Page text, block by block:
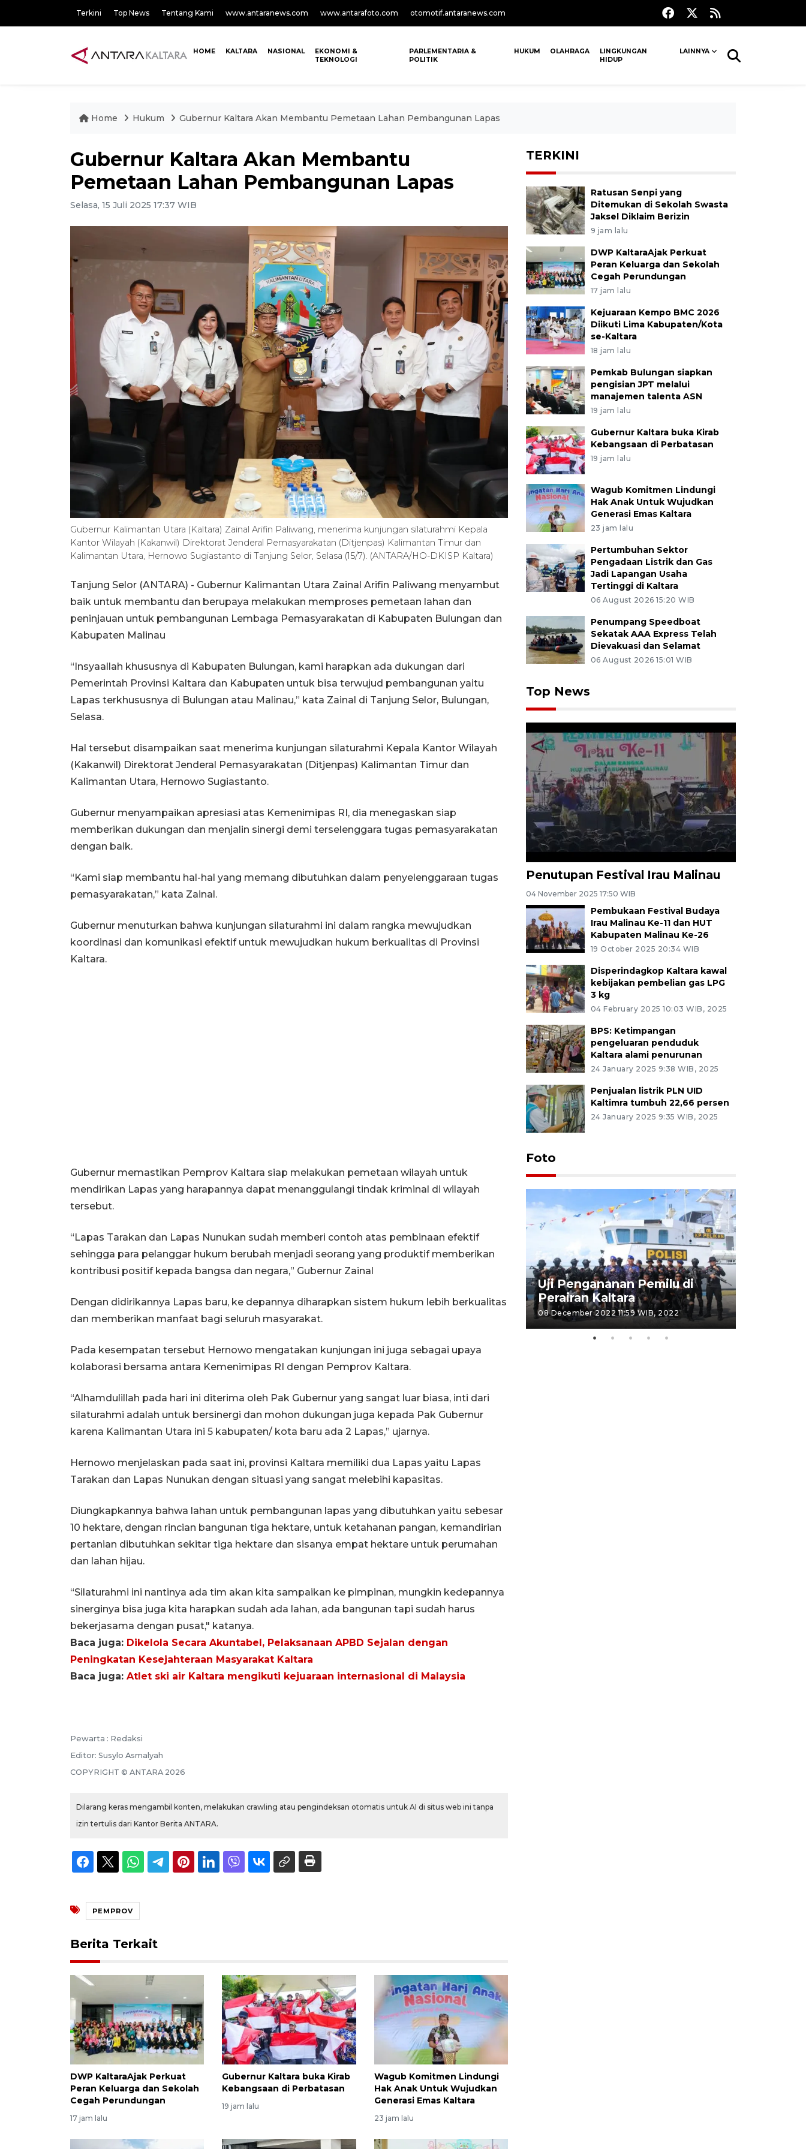
Terkini Top News Tentang Kami www.antaranews.com www.antarafoto.com otomotif.antaranews.com
HOME KALTARA NASIONAL
EKONOMI &
TEKNOLOGI
PARLEMENTARIA &
POLITIK
HUKUM OLAHRAGA
LINGKUNGAN
HIDUP
LAINNYA
Home Hukum Gubernur Kaltara Akan Membantu Pemetaan Lahan Pembangunan Lapas
Gubernur Kaltara Akan Membantu
Pemetaan Lahan Pembangunan Lapas
Selasa, 15 Juli 2025 17:37 WIB
Gubernur Kalimantan Utara (Kaltara) Zainal Arifin Paliwang, menerima kunjungan silaturahmi Kepala
Kantor Wilayah (Kakanwil) Direktorat Jenderal Pemasyarakatan (Ditjenpas) Kalimantan Timur dan
Kalimantan Utara, Hernowo Sugiastanto di Tanjung Selor, Selasa (15/7). (ANTARA/HO-DKISP Kaltara)
Tanjung Selor (ANTARA) - Gubernur Kalimantan Utara Zainal Arifin Paliwang menyambut
baik untuk membantu dan berupaya melakukan memproses pemetaan lahan dan
peninjauan untuk pembangunan Lembaga Pemasyarakatan di Kabupaten Bulungan dan
Kabupaten Malinau
“Insyaallah khususnya di Kabupaten Bulungan, kami harapkan ada dukungan dari
Pemerintah Provinsi Kaltara dan Kabupaten untuk bisa terwujud pembangunan yaitu
Lapas terkhususnya di Bulungan atau Malinau,” kata Zainal di Tanjung Selor, Bulungan,
Selasa.
Hal tersebut disampaikan saat menerima kunjungan silaturahmi Kepala Kantor Wilayah
(Kakanwil) Direktorat Jenderal Pemasyarakatan (Ditjenpas) Kalimantan Timur dan
Kalimantan Utara, Hernowo Sugiastanto.
Gubernur menyampaikan apresiasi atas Kemenimipas RI, dia menegaskan siap
memberikan dukungan dan menjalin sinergi demi terselenggara tugas pemasyarakatan
dengan baik.
“Kami siap membantu hal-hal yang memang dibutuhkan dalam penyelenggaraan tugas
pemasyarakatan,” kata Zainal.
Gubernur menuturkan bahwa kunjungan silaturahmi ini dalam rangka mewujudkan
koordinasi dan komunikasi efektif untuk mewujudkan hukum berkualitas di Provinsi
Kaltara.
Gubernur memastikan Pemprov Kaltara siap melakukan pemetaan wilayah untuk
mendirikan Lapas yang harapannya dapat menanggulangi tindak kriminal di wilayah
tersebut.
“Lapas Tarakan dan Lapas Nunukan sudah memberi contoh atas pembinaan efektif
sehingga para pelanggar hukum berubah menjadi seorang yang produktif memberikan
kontribusi positif kepada bangsa dan negara,” Gubernur Zainal
Dengan didirikannya Lapas baru, ke depannya diharapkan sistem hukum lebih berkualitas
dan memberikan manfaat bagi seluruh masyarakat.
Pada kesempatan tersebut Hernowo mengatakan kunjungan ini juga sebagai upaya
kolaborasi bersama antara Kemenimipas RI dengan Pemprov Kaltara.
“Alhamdulillah pada hari ini diterima oleh Pak Gubernur yang sangat luar biasa, inti dari
silaturahmi adalah untuk bersinergi dan mohon dukungan juga kepada Pak Gubernur
karena Kalimantan Utara ini 5 kabupaten/ kota baru ada 2 Lapas,” ujarnya.
Hernowo menjelaskan pada saat ini, provinsi Kaltara memiliki dua Lapas yaitu Lapas
Tarakan dan Lapas Nunukan dengan situasi yang sangat melebihi kapasitas.
Diungkapkannya bahwa lahan untuk pembangunan lapas yang dibutuhkan yaitu sebesar
10 hektare, dengan rincian bangunan tiga hektare, untuk ketahanan pangan, kemandirian
pertanian dibutuhkan sekitar tiga hektare dan sisanya empat hektare untuk perumahan
dan lahan hijau.
“Silaturahmi ini nantinya ada tim akan kita sampaikan ke pimpinan, mungkin kedepannya
sinerginya bisa juga kita harapkan sudah ada lahan, ada bangunan tapi sudah harus
bekerjasama dengan pusat," katanya.
Baca juga: Dikelola Secara Akuntabel, Pelaksanaan APBD Sejalan dengan
Peningkatan Kesejahteraan Masyarakat Kaltara
Baca juga: Atlet ski air Kaltara mengikuti kejuaraan internasional di Malaysia
Pewarta : Redaksi
Editor: Susylo Asmalyah
COPYRIGHT © ANTARA 2026
Dilarang keras mengambil konten, melakukan crawling atau pengindeksan otomatis untuk AI di situs web ini tanpa
izin tertulis dari Kantor Berita ANTARA.
PEMPROV
Berita Terkait
DWP KaltaraAjak Perkuat
Peran Keluarga dan Sekolah
Cegah Perundungan
17 jam lalu
Gubernur Kaltara buka Kirab
Kebangsaan di Perbatasan
19 jam lalu
Wagub Komitmen Lindungi
Hak Anak Untuk Wujudkan
Generasi Emas Kaltara
23 jam lalu
TERKINI
Ratusan Senpi yang
Ditemukan di Sekolah Swasta
Jaksel Diklaim Berizin
9 jam lalu
DWP KaltaraAjak Perkuat
Peran Keluarga dan Sekolah
Cegah Perundungan
17 jam lalu
Kejuaraan Kempo BMC 2026
Diikuti Lima Kabupaten/Kota
se-Kaltara
18 jam lalu
Pemkab Bulungan siapkan
pengisian JPT melalui
manajemen talenta ASN
19 jam lalu
Gubernur Kaltara buka Kirab
Kebangsaan di Perbatasan
19 jam lalu
Wagub Komitmen Lindungi
Hak Anak Untuk Wujudkan
Generasi Emas Kaltara
23 jam lalu
Pertumbuhan Sektor
Pengadaan Listrik dan Gas
Jadi Lapangan Usaha
Tertinggi di Kaltara
06 August 2026 15:20 WIB
Penumpang Speedboat
Sekatak AAA Express Telah
Dievakuasi dan Selamat
06 August 2026 15:01 WIB
Top News
Penutupan Festival Irau Malinau
04 November 2025 17:50 WIB
Pembukaan Festival Budaya
Irau Malinau Ke-11 dan HUT
Kabupaten Malinau Ke-26
19 October 2025 20:34 WIB
Disperindagkop Kaltara kawal
kebijakan pembelian gas LPG
3 kg
04 February 2025 10:03 WIB, 2025
BPS: Ketimpangan
pengeluaran penduduk
Kaltara alami penurunan
24 January 2025 9:38 WIB, 2025
Penjualan listrik PLN UID
Kaltimra tumbuh 22,66 persen
24 January 2025 9:35 WIB, 2025
Foto
32 balpres pakaian bekas
Tarakan
Uji Pengananan Pemilu di
Perairan Kaltara
08 December 2022 11:59 WIB, 2022